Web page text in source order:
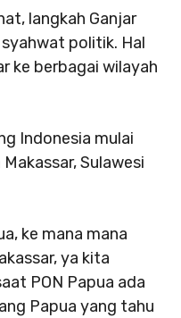
langkah Ganjar
politik. Hal
ke berbagai wilayah
Indonesia mulai
Sulawesi
ke mana mana
ya kita
PON Papua ada
Papua yang tahu